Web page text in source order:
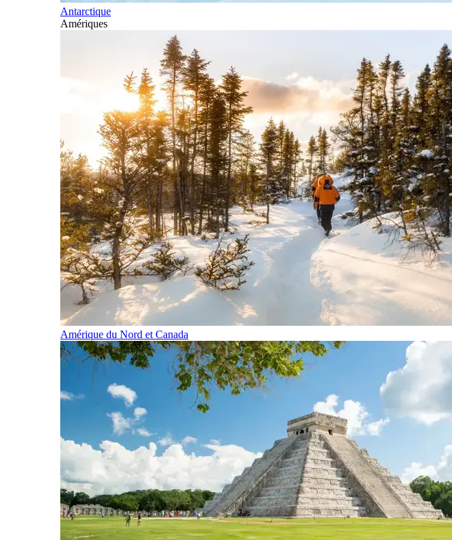
Antarctique
Amériques
Amérique du Nord et Canada